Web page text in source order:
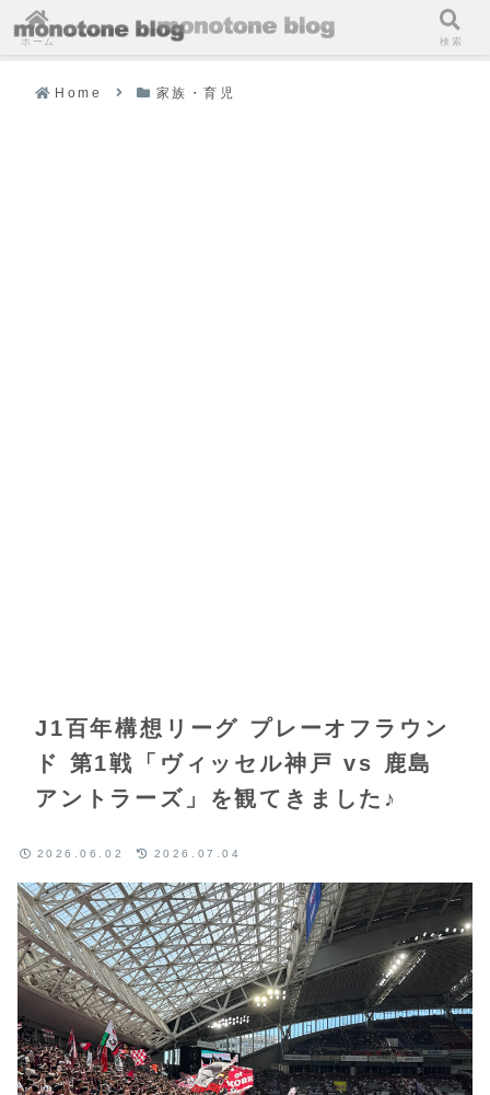
Home 家族・育児
J1百年構想リーグ プレーオフラウン
ド 第1戦「ヴィッセル神戸 vs 鹿島
アントラーズ」を観てきました♪
2026.06.02 2026.07.04
ホーム 検索